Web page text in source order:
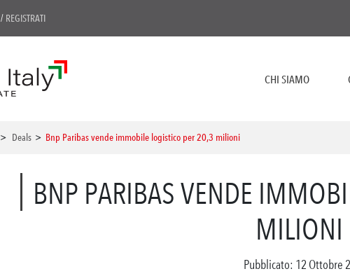
/ REGISTRATI
CHI SIAMO
> Deals > Bnp Paribas vende immobile logistico per 20,3 milioni
BNP PARIBAS VENDE
MILIONI
Pubblicato: 12 Ottobre